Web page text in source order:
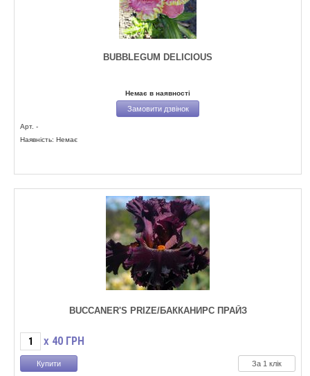
BUBBLEGUM DELICIOUS
Немає в наявності
Замовити дзвінок
Арт. -
Наявність: Немає
BUCCANER'S PRIZE/БАККАНИРС ПРАЙЗ
X 40 ГРН
За 1 клік